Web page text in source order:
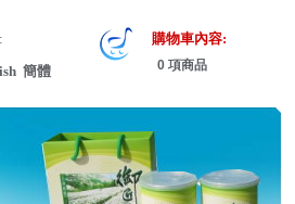
簡體
購物車內容:
0 項商品